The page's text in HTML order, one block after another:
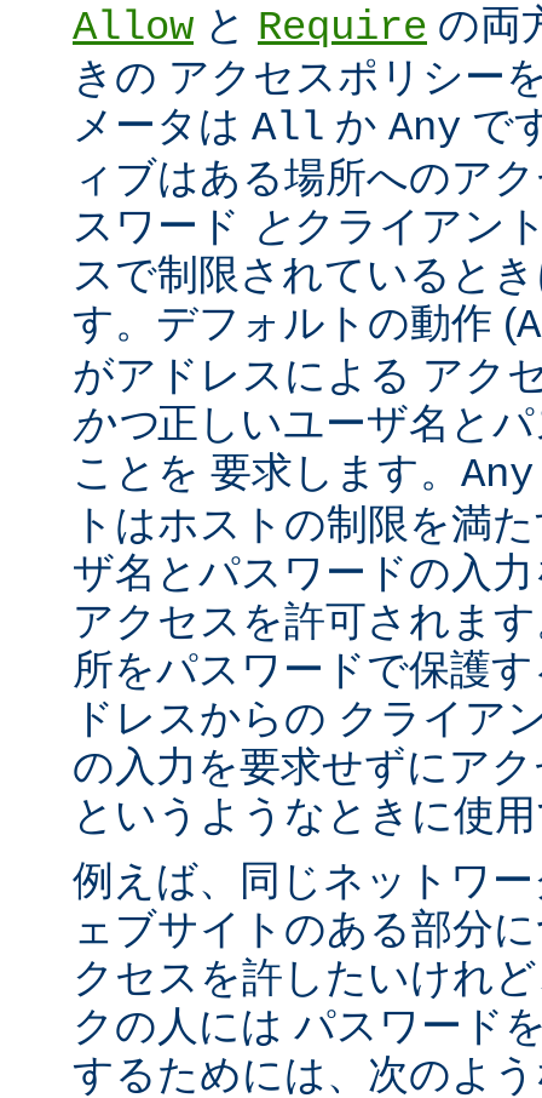
Allow と Require の両
きの アクセスポリシー
メータは All か Any で
ィブはある場所へのア
スワード とクライアン
スで制限されていると
す。デフォルトの動作 (
がアドレスによる アク
かつ正しいユーザ名と
ことを 要求します。 Any
トはホストの制限を満
ザ名とパスワードの入
アクセスを許可されま
所をパスワードで保護
ドレスからの クライア
の入力を要求せずにア
というようなときに使
例えば、同じネットワ
ェブサイトのある部分
クセスを許したいけれ
クの人には パスワード
するためには、次のよ